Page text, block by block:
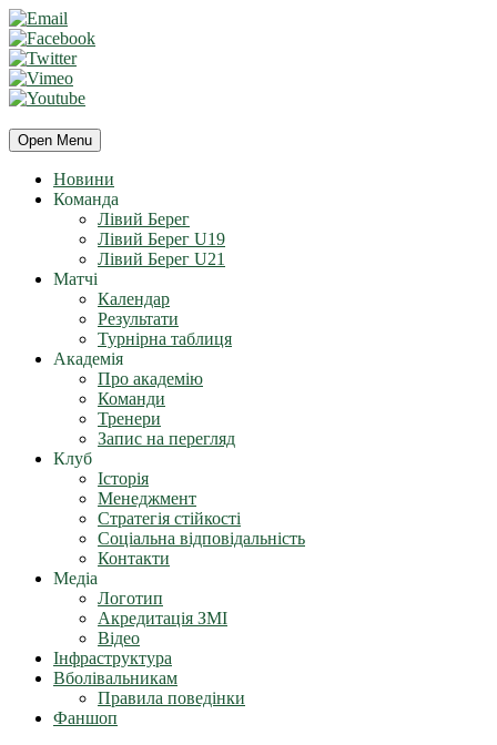
Open Menu
Новини
Команда
Лівий Берег
Лівий Берег U19
Лівий Берег U21
Матчі
Календар
Результати
Турнірна таблиця
Академія
Про академію
Команди
Тренери
Запис на перегляд
Клуб
Історія
Менеджмент
Стратегія стійкості
Соціальна відповідальність
Контакти
Медіа
Логотип
Акредитація ЗМІ
Відео
Інфраструктура
Вболівальникам
Правила поведінки
Фаншоп